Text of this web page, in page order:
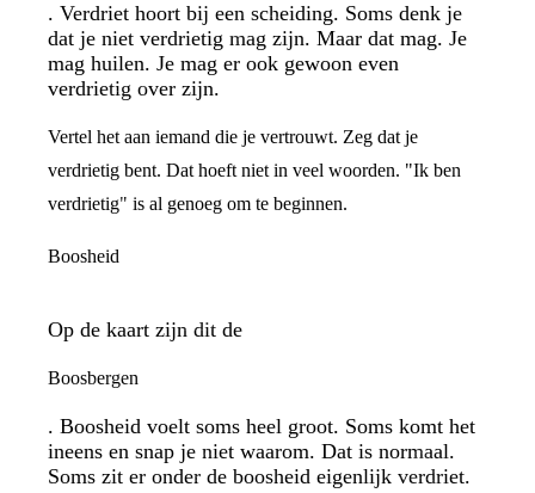
. Verdriet hoort bij een scheiding. Soms denk je
dat je niet verdrietig mag zijn. Maar dat mag. Je
mag huilen. Je mag er ook gewoon even
verdrietig over zijn.
Vertel het aan iemand die je vertrouwt. Zeg dat je
verdrietig bent. Dat hoeft niet in veel woorden. "Ik ben
verdrietig" is al genoeg om te beginnen.
Boosheid
Op de kaart zijn dit de
Boosbergen
. Boosheid voelt soms heel groot. Soms komt het
ineens en snap je niet waarom. Dat is normaal.
Soms zit er onder de boosheid eigenlijk verdriet.